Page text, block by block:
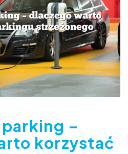
–
korzystać